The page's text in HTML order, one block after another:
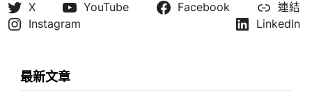
X YouTube Facebook
連結
Instagram
LinkedIn
最新文章